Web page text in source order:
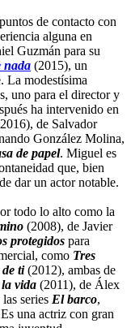
de contacto con
alguna en
Guzmán para su
nada (2015), un
La modestísima
uno para el director y
ha intervenido en
de Salvador
González Molina,
de papel. Miguel es
que, bien
dar un actor notable.
todo lo alto como la
(2008), de Javier
protegidos para
como Tres
de ti(2012), ambas de
vida (2011), de Álex
series El barco,
una actriz con gran